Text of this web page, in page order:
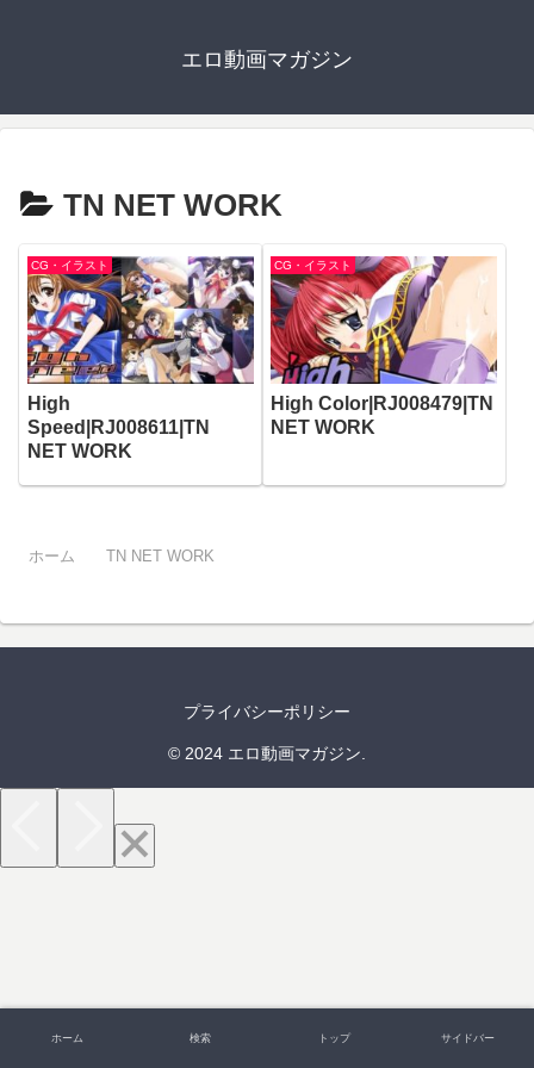
エロ動画マガジン
TN NET WORK
CG・イラスト
High
Speed|RJ008611|TN
NET WORK
CG・イラスト
High Color|RJ008479|TN
NET WORK
ホーム TN NET WORK
プライバシーポリシー
© 2024 エロ動画マガジン.
ホーム 検索 トップ サイドバー